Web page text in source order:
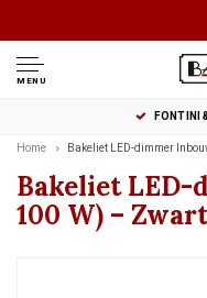
MENU
FONTINI
Home Bakeliet LED-dimmer
Bakeliet LED-
100 W) –